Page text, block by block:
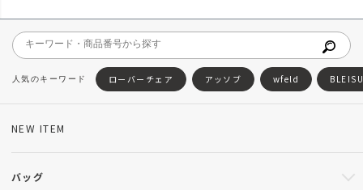
ローバーチェア アッソブ wfeld
NEW ITEM
バッグ